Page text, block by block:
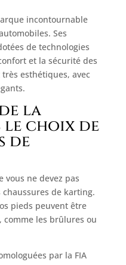
incontournable
Ses
de technologies
et la sécurité des
esthétiques, avec
la
le choix de
de
ne devez pas
de karting.
pieds peuvent être
les brûlures ou
par la FIA